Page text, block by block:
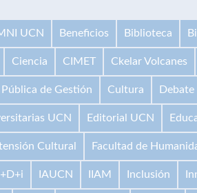
UCN Beneficios Biblioteca
Ciencia CIMET Ckelar Volcanes
de Gestión Cultura Debate
UCN Editorial UCN
Cultural Facultad de
I+D+i IAUCN IIAM Inclusión